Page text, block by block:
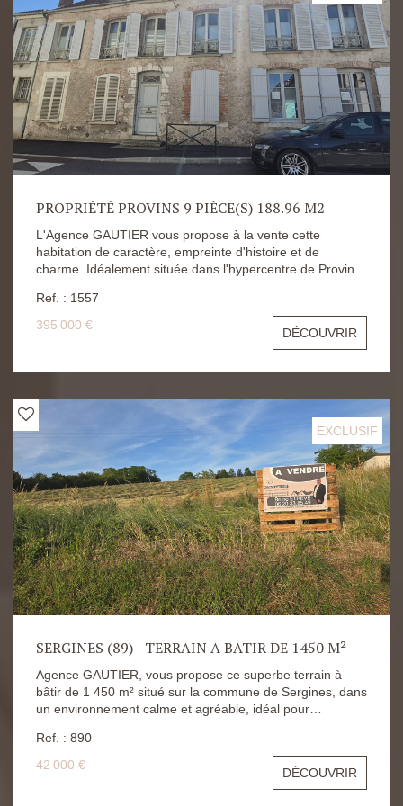
PROPRIÉTÉ PROVINS 9 PIÈCE(S) 188.96 M2
L'Agence GAUTIER vous propose à la vente cette
habitation de caractère, empreinte d'histoire et de
charme. Idéalement située dans l'hypercentre de Provins,
de la famille de Jules Verne, a souvent accueilli le célèbre
écrivain. D'une surface de 180 m2, ce bien propose
notamment, au 1er étage, un vaste salon-salle à manger
en double exposition, deux grandes chambres, un
bureau, une cuisine aménagée, une salle de bains et un
cathédrale, deux chambres mansardées, une salle de
Ref. : 1557
395 000 €
DÉCOUVRIR
EXCLUSIF
SERGINES (89) - TERRAIN A BATIR DE 1450 M²
Agence GAUTIER, vous propose ce superbe terrain à
bâtir de 1 450 m² situé sur la commune de Sergines, dans
un environnement calme et agréable, idéal pour
offre un véritable confort pour démarrer rapidement votre
future construction. Vous bénéficierez également du libre
choix du constructeur, vous permettant de réaliser une
maison totalement adaptée à vos envies et à votre
Ref. : 890
42 000 €
DÉCOUVRIR